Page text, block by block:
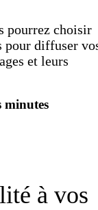
pourrez choisir
pour diffuser
et leurs
minutes
à vos